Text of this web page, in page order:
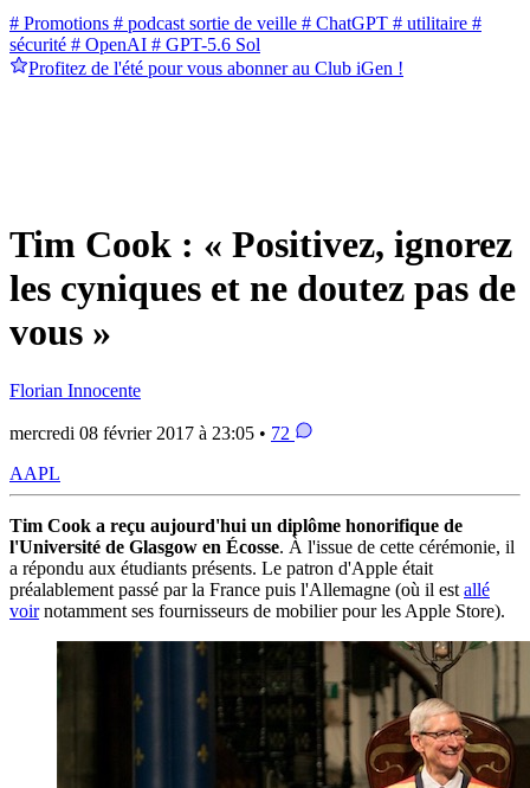
# Promotions # podcast sortie de veille # ChatGPT # utilitaire #
sécurité # OpenAI # GPT-5.6 Sol
Profitez de l'été pour vous abonner au Club iGen !
Tim Cook : « Positivez, ignorez
les cyniques et ne doutez pas de
vous »
Florian Innocente
mercredi 08 février 2017 à 23:05 • 72
AAPL
Tim Cook a reçu aujourd'hui un diplôme honorifique de
l'Université de Glasgow en Écosse. À l'issue de cette cérémonie, il
a répondu aux étudiants présents. Le patron d'Apple était
préalablement passé par la France puis l'Allemagne (où il est allé
voirnotamment ses fournisseurs de mobilier pour les Apple Store).